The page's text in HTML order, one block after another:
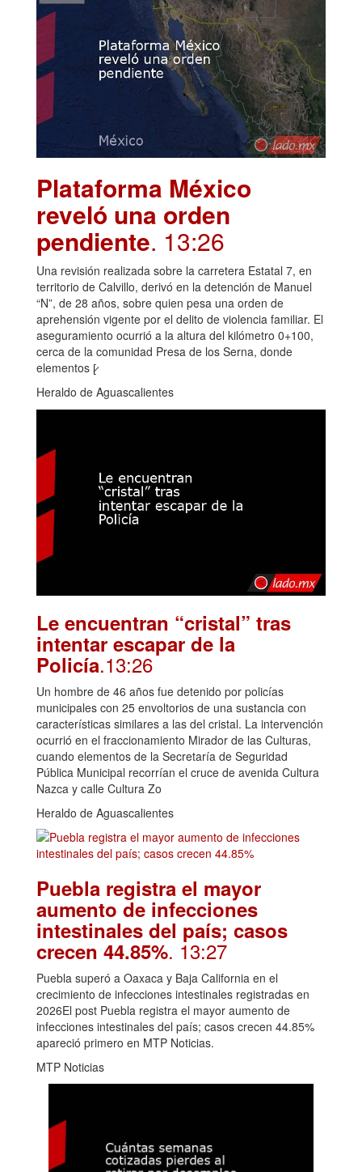
Plataforma México
reveló una orden
pendiente. 13:26
Una revisión realizada sobre la carretera Estatal 7, en
territorio de Calvillo, derivó en la detención de Manuel
“N”, de 28 años, sobre quien pesa una orden de
aprehensión vigente por el delito de violencia familiar. El
aseguramiento ocurrió a la altura del kilómetro 0+100,
cerca de la comunidad Presa de los Serna, donde
elementos [̷
Heraldo de Aguascalientes
Le encuentran “cristal” tras
intentar escapar de la
Policía.13:26
Un hombre de 46 años fue detenido por policías
municipales con 25 envoltorios de una sustancia con
características similares a las del cristal. La intervención
ocurrió en el fraccionamiento Mirador de las Culturas,
cuando elementos de la Secretaría de Seguridad
Pública Municipal recorrían el cruce de avenida Cultura
Nazca y calle Cultura Zo
Heraldo de Aguascalientes
Puebla registra el mayor
aumento de infecciones
intestinales del país; casos
crecen 44.85%. 13:27
Puebla superó a Oaxaca y Baja California en el
crecimiento de infecciones intestinales registradas en
2026El post Puebla registra el mayor aumento de
infecciones intestinales del país; casos crecen 44.85%
apareció primero en MTP Noticias.
MTP Noticias